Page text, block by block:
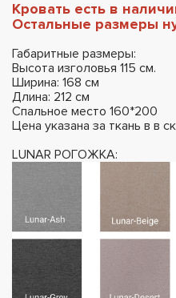
Кровать есть в
Остальные размеры
Габаритные размеры:
Высота изголовья 115 см.
Ширина: 168 см
Длина: 212 см
Спальное место 160*200
Цена указана за ткань в в
LUNAR РОГОЖКА: